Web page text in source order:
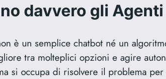
davvero gli Agenti
è un semplice chatbot né un
tra molteplici opzioni e agire
si occupa di risolvere il problema